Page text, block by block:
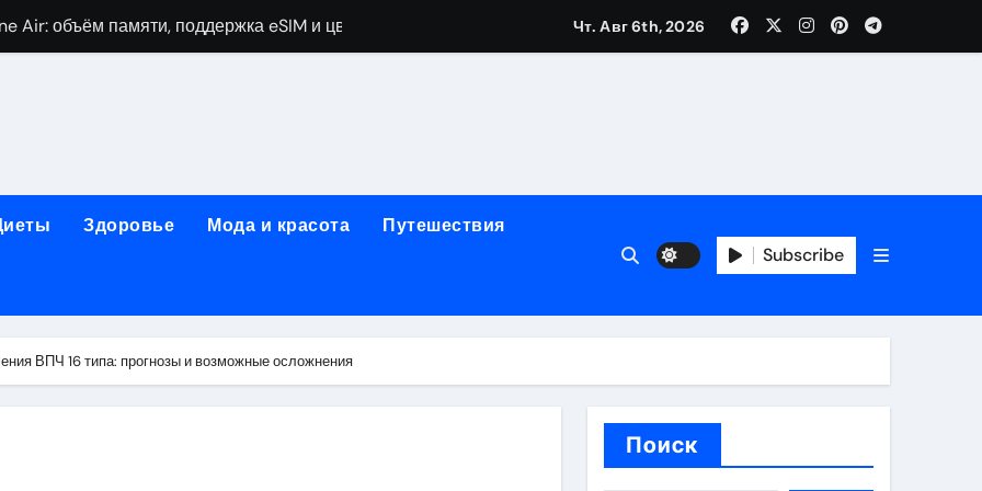
Air: объём памяти, поддержка eSIM и цветовые решения
магазин: организация работы, услуги и ключевые особенности
между ампиром и минимализмом
для потолка: типы, конструкция и правила монтажа встраиваемых спотов
Чт. Авг 6th, 2026
Здоровье Мода и красота Путешествия
Subscribe
ВПЧ 16 типа: прогнозы и возможные осложнения
Поиск